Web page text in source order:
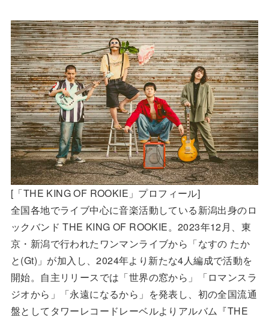
[「THE KING OF ROOKIE」プロフィール]
全国各地でライブ中心に音楽活動している新潟出身のロ
ックバンド THE KING OF ROOKIE。2023年12月、東
京・新潟で行われたワンマンライブから「なすの たか
と(Gt)」が加入し、2024年より新たな4人編成で活動を
開始。自主リリースでは「世界の窓から」「ロマンスラ
ジオから」「永遠になるから」を発表し、初の全国流通
盤としてタワーレコードレーベルよりアルバム『THE